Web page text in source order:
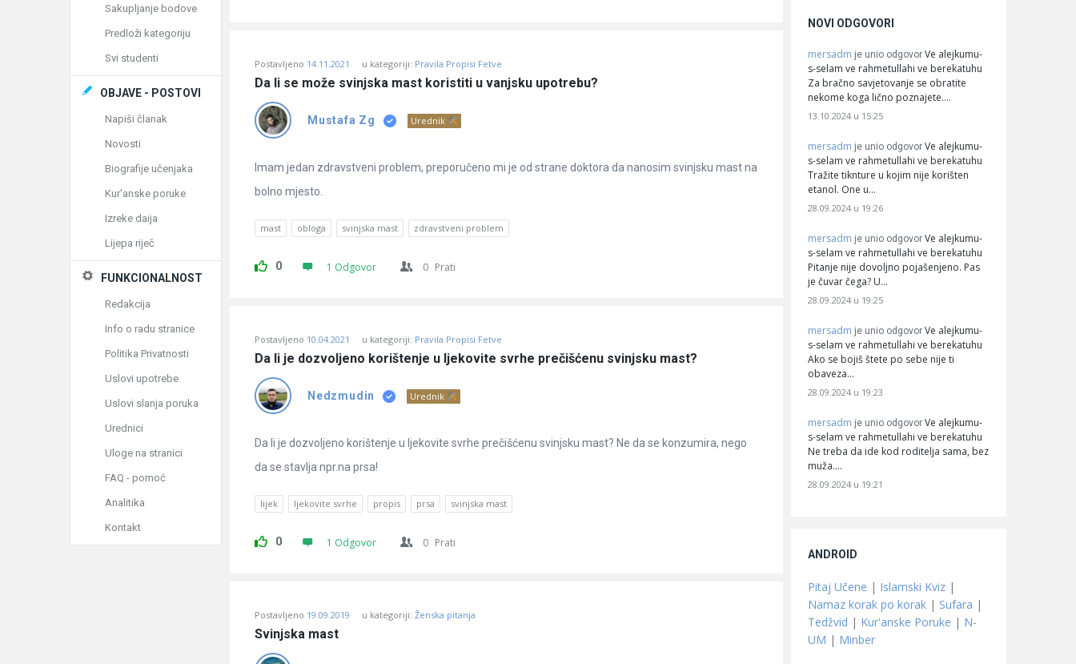
Postavljeno 14.11.2021 u kategoriji: Pravila Propisi Fetve
Da li se može svinjska mast koristiti u vanjsku upotrebu?
Mustafa Zg Urednik
Imam jedan zdravstveni problem, preporučeno mi je od strane doktora da nanosim svinjsku mast na
bolno mjesto.
mast obloga svinjska mast zdravstveni problem
0 1 Odgovor 0 Prati
Postavljeno 10.04.2021 u kategoriji: Pravila Propisi Fetve
Da li je dozvoljeno korištenje u ljekovite svrhe prečišćenu svinjsku mast?
Nedzmudin Urednik
Da li je dozvoljeno korištenje u ljekovite svrhe prečišćenu svinjsku mast? Ne da se konzumira, nego
da se stavlja npr.na prsa!
lijek ljekovite svrhe propis prsa svinjska mast
0 1 Odgovor 0 Prati
Postavljeno 19.09.2019 u kategoriji: Ženska pitanja
Svinjska mast
NOVI ODGOVORI
mersadm je unio odgovor Ve alejkumu-
s-selam ve rahmetullahi ve berekatuhu
Za bračno savjetovanje se obratite
nekome koga lično poznajete.…
13.10.2024 u 15:25
mersadm je unio odgovor Ve alejkumu-
s-selam ve rahmetullahi ve berekatuhu
Tražite tiknture u kojim nije korišten
etanol. One u…
28.09.2024 u 19:26
mersadm je unio odgovor Ve alejkumu-
s-selam ve rahmetullahi ve berekatuhu
Pitanje nije dovoljno pojašenjeno. Pas
je čuvar čega? U…
28.09.2024 u 19:25
mersadm je unio odgovor Ve alejkumu-
s-selam ve rahmetullahi ve berekatuhu
Ako se bojiš štete po sebe nije ti
obaveza…
28.09.2024 u 19:23
mersadm je unio odgovor Ve alejkumu-
s-selam ve rahmetullahi ve berekatuhu
Ne treba da ide kod roditelja sama, bez
muža.…
28.09.2024 u 19:21
ANDROID
Pitaj Učene | Islamski Kviz |
Namaz korak po korak | Sufara |
Tedžvid | Kur'anske Poruke | N-
UM | Minber
Sakupljanje bodove
Predloži kategoriju
Svi studenti
OBJAVE - POSTOVI
Napiši članak
Novosti
Biografije učenjaka
Kur'anske poruke
Izreke daija
Lijepa riječ
FUNKCIONALNOST
Redakcija
Info o radu stranice
Politika Privatnosti
Uslovi upotrebe
Uslovi slanja poruka
Urednici
Uloge na stranici
FAQ - pomoć
Analitika
Kontakt